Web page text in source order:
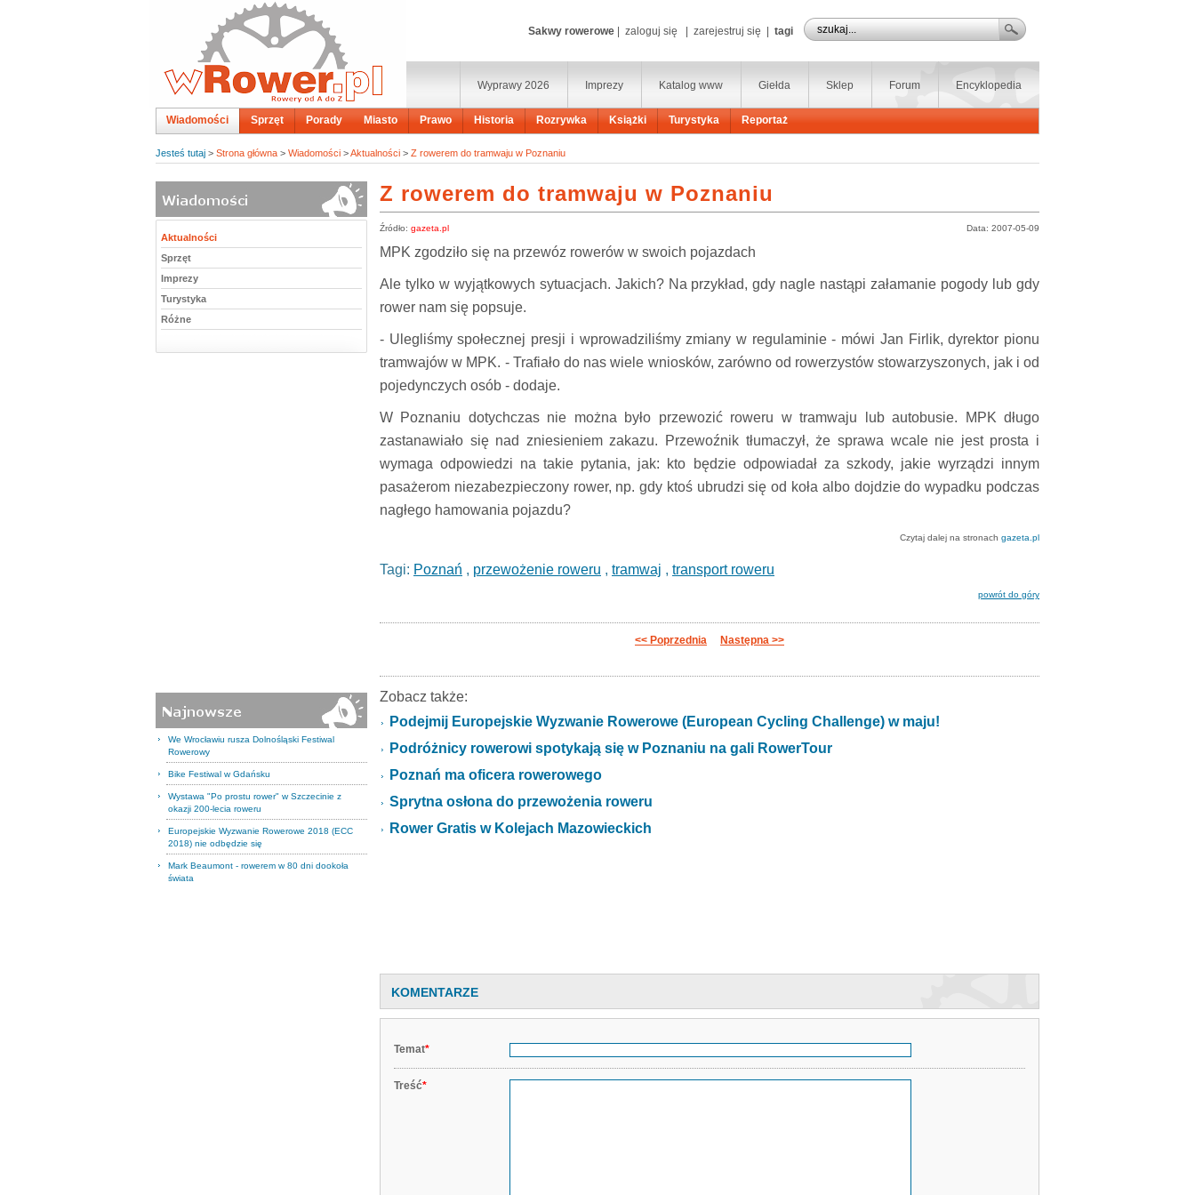
Sakwy rowerowe zaloguj się zarejestruj się tagi
Encyklopedia
Forum
Sklep
Giełda
Katalog www
Imprezy
Wyprawy 2026
Wiadomości Sprzęt Porady Miasto Prawo Historia Rozrywka Książki Turystyka Reportaż
Jesteś tutaj > Strona główna > Wiadomości >Aktualności > Z rowerem do tramwaju w Poznaniu
Aktualności
Sprzęt
Imprezy
Turystyka
Różne
We Wrocławiu rusza Dolnośląski Festiwal
Rowerowy
Bike Festiwal w Gdańsku
Wystawa "Po prostu rower" w Szczecinie z
okazji 200-lecia roweru
Europejskie Wyzwanie Rowerowe 2018 (ECC
2018) nie odbędzie się
Mark Beaumont - rowerem w 80 dni dookoła
świata
Z rowerem do tramwaju w Poznaniu
Data: 2007-05-09
Źródło: gazeta.pl
MPK zgodziło się na przewóz rowerów w swoich pojazdach
Ale tylko w wyjątkowych sytuacjach. Jakich? Na przykład, gdy nagle nastąpi załamanie pogody lub gdy
rower nam się popsuje.
- Ulegliśmy społecznej presji i wprowadziliśmy zmiany w regulaminie - mówi Jan Firlik, dyrektor pionu
tramwajów w MPK. - Trafiało do nas wiele wniosków, zarówno od rowerzystów stowarzyszonych, jak i od
pojedynczych osób - dodaje.
W Poznaniu dotychczas nie można było przewozić roweru w tramwaju lub autobusie. MPK długo
zastanawiało się nad zniesieniem zakazu. Przewoźnik tłumaczył, że sprawa wcale nie jest prosta i
wymaga odpowiedzi na takie pytania, jak: kto będzie odpowiadał za szkody, jakie wyrządzi innym
pasażerom niezabezpieczony rower, np. gdy ktoś ubrudzi się od koła albo dojdzie do wypadku podczas
nagłego hamowania pojazdu?
Czytaj dalej na stronach gazeta.pl
Tagi: Poznań , przewożenie roweru , tramwaj , transport roweru
powrót do góry
<< Poprzednia Następna >>
Zobacz także:
Podejmij Europejskie Wyzwanie Rowerowe (European Cycling Challenge) w maju!
Podróżnicy rowerowi spotykają się w Poznaniu na gali RowerTour
Poznań ma oficera rowerowego
Sprytna osłona do przewożenia roweru
Rower Gratis w Kolejach Mazowieckich
KOMENTARZE
Temat*
Treść*